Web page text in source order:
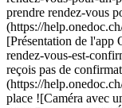
prendre rendez-vous
(https://
[Présentation de